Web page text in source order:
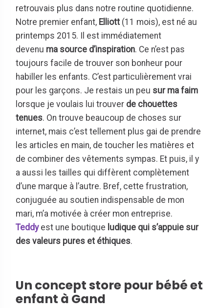
retrouvais plus dans notre routine quotidienne.
Notre premier enfant, Elliott (11 mois), est né au
printemps 2015. Il est immédiatement
devenu ma source d’inspiration. Ce n’est pas
toujours facile de trouver son bonheur pour
habiller les enfants. C’est particulièrement vrai
pour les garçons. Je restais un peu sur ma faim
lorsque je voulais lui trouver de chouettes
tenues. On trouve beaucoup de choses sur
internet, mais c’est tellement plus gai de prendre
les articles en main, de toucher les matières et
de combiner des vêtements sympas. Et puis, il y
a aussi les tailles qui diffèrent complètement
d’une marque à l’autre. Bref, cette frustration,
conjuguée au soutien indispensable de mon
mari, m’a motivée à créer mon entreprise.
Teddyest une boutique ludique qui s’appuie sur
des valeurs pures et éthiques.
Un concept store pour bébé et
enfant à Gand